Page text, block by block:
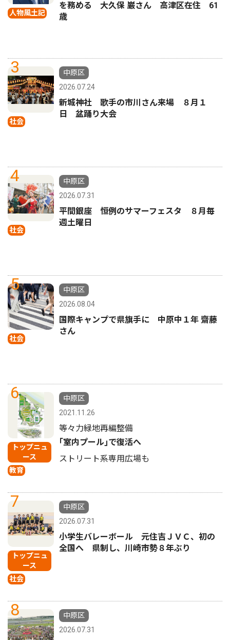
人物風土記
を務める 大久保 巌さん 高津区在住 61
歳
3
社会
中原区
2026.07.24
新城神社 歌手の市川さん来場 ８月１
日 盆踊り大会
4
社会
中原区
2026.07.31
平間銀座 恒例のサマーフェスタ ８月毎
週土曜日
5
社会
中原区
2026.08.04
国際キャンプで県旗手に 中原中１年 齋藤
さん
6
トップニュ
ース
教育
中原区
2021.11.26
等々力緑地再編整備
｢室内プール｣で復活へ
ストリート系専用広場も
7
トップニュ
ース
社会
中原区
2026.07.31
小学生バレーボール 元住吉ＪＶＣ、初の
全国へ 県制し、川崎市勢８年ぶり
8
中原区
2026.07.31